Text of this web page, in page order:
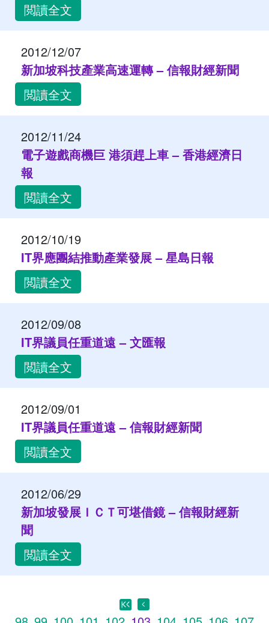
閲讀全文
2012/12/07
新加坡科技產業高速運轉 – 信報財經新聞
閲讀全文
2012/11/24
電子遊戲商機巨 港須趕上車 – 香港經濟日
報
閲讀全文
2012/10/19
IT界應團結推動產業發展 – 星島日報
閲讀全文
2012/09/08
IT界議員任重道遠 – 文匯報
閲讀全文
2012/09/01
IT界議員任重道遠 – 信報財經新聞
閲讀全文
2012/06/29
新加坡發展ＩＣＴ可堪借鏡 – 信報財經新
聞
閲讀全文